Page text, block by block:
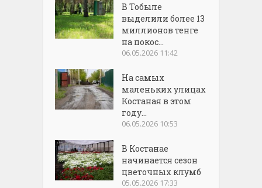
В Тобыле
выделили более 13
миллионов тенге
на покос...
06.05.2026 11:42
На самых
маленьких улицах
Костаная в этом
году...
06.05.2026 10:53
В Костанае
начинается сезон
цветочных клумб
05.05.2026 17:33